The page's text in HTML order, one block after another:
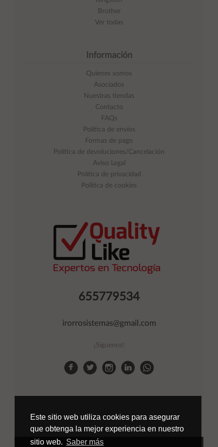
Este sitio web utiliza cookies para asegurar
que obtenga la mejor experiencia en nuestro
sitio web. Saber más
655779534
irorrosistemas@gmail.com
¡Síguenos!
Brother
Ver todas
Información
Quienes somos
Asociados
Nuestras tiendas
Contacto
FAQs
Política de envíos
Formas de pago
Política de devoluciones/Cancelación
Aviso Legal
Política de privacidad
Política de cookies